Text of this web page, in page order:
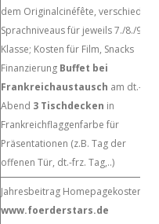
dem Originalcinéfête, verschiedene
Sprachniveaus für jeweils 7./8./9./
Klasse; Kosten für Film, Snacks
Finanzierung Buffet bei
Frankreichaustausch am dt.-frz.
Abend 3 Tischdecken in
Frankreichflaggenfarbe für
Präsentationen (z.B. Tag der
offenen Tür, dt.-frz. Tag,..)
Jahresbeitrag Homepagekosten
www.foerderstars.de